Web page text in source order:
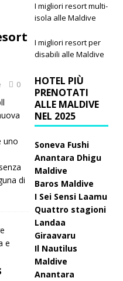
0
uno
di
I migliori resort multi-
isola alle Maldive
I migliori resort per
disabili alle Maldive
HOTEL PIÙ
PRENOTATI
ALLE MALDIVE
NEL 2025
Soneva Fushi
Anantara Dhigu
Maldive
Baros Maldive
I Sei Sensi Laamu
Quattro stagioni
Landaa
Giraavaru
Il Nautilus
Maldive
Anantara